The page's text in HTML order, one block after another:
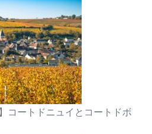
コートドニュイとコートドボ